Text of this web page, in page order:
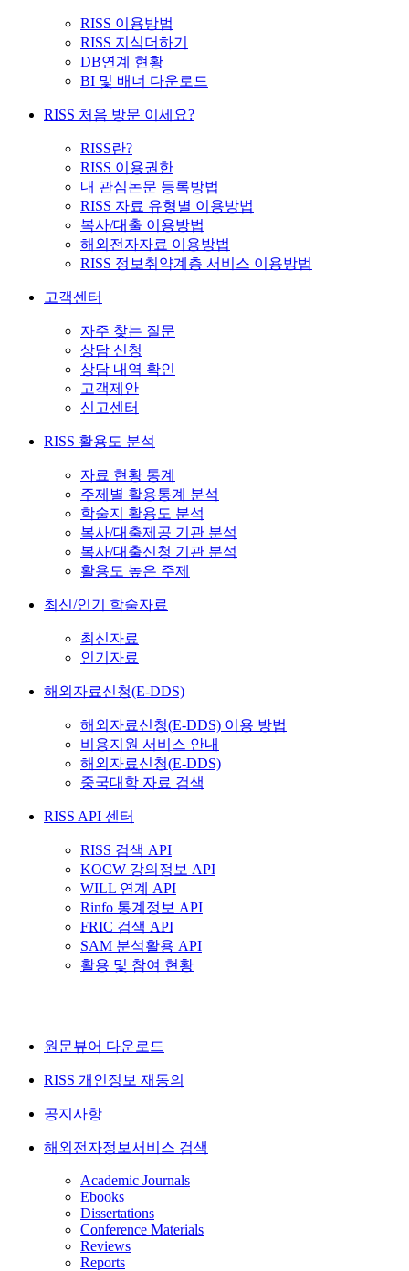
RISS 이용방법
RISS 지식더하기
DB연계 현황
BI 및 배너 다운로드
RISS 처음 방문 이세요?
RISS란?
RISS 이용권한
내 관심논문 등록방법
RISS 자료 유형별 이용방법
복사/대출 이용방법
해외전자자료 이용방법
RISS 정보취약계층 서비스 이용방법
고객센터
자주 찾는 질문
상담 신청
상담 내역 확인
고객제안
신고센터
RISS 활용도 분석
자료 현황 통계
주제별 활용통계 분석
학술지 활용도 분석
복사/대출제공 기관 분석
복사/대출신청 기관 분석
활용도 높은 주제
최신/인기 학술자료
최신자료
인기자료
해외자료신청(E-DDS)
해외자료신청(E-DDS) 이용 방법
비용지원 서비스 안내
해외자료신청(E-DDS)
중국대학 자료 검색
RISS API 센터
RISS 검색 API
KOCW 강의정보 API
WILL 연계 API
Rinfo 통계정보 API
FRIC 검색 API
SAM 분석활용 API
활용 및 참여 현황
원문뷰어 다운로드
RISS 개인정보 재동의
공지사항
해외전자정보서비스 검색
Academic Journals
Ebooks
Dissertations
Conference Materials
Reviews
Reports